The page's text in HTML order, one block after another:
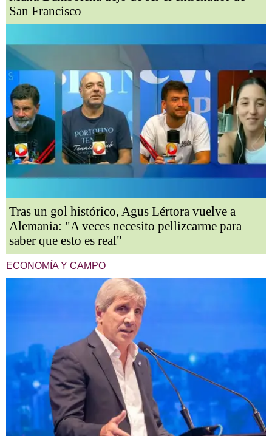
San Francisco
Tras un gol histórico, Agus Lértora vuelve a
Alemania: "A veces necesito pellizcarme para
saber que esto es real"
ECONOMÍA Y CAMPO